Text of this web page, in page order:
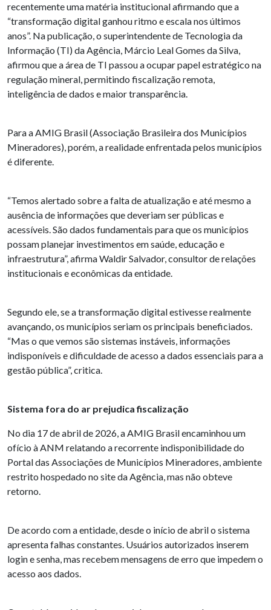
recentemente uma matéria institucional afirmando que a
“transformação digital ganhou ritmo e escala nos últimos
anos”. Na publicação, o superintendente de Tecnologia da
Informação (TI) da Agência, Márcio Leal Gomes da Silva,
afirmou que a área de TI passou a ocupar papel estratégico na
regulação mineral, permitindo fiscalização remota,
inteligência de dados e maior transparência.
Para a AMIG Brasil (Associação Brasileira dos Municípios
Mineradores), porém, a realidade enfrentada pelos municípios
é diferente.
“Temos alertado sobre a falta de atualização e até mesmo a
ausência de informações que deveriam ser públicas e
acessíveis. São dados fundamentais para que os municípios
possam planejar investimentos em saúde, educação e
infraestrutura”, afirma Waldir Salvador, consultor de relações
institucionais e econômicas da entidade.
Segundo ele, se a transformação digital estivesse realmente
avançando, os municípios seriam os principais beneficiados.
“Mas o que vemos são sistemas instáveis, informações
indisponíveis e dificuldade de acesso a dados essenciais para a
gestão pública”, critica.
Sistema fora do ar prejudica fiscalização
No dia 17 de abril de 2026, a AMIG Brasil encaminhou um
ofício à ANM relatando a recorrente indisponibilidade do
Portal das Associações de Municípios Mineradores, ambiente
restrito hospedado no site da Agência, mas não obteve
retorno.
De acordo com a entidade, desde o início de abril o sistema
apresenta falhas constantes. Usuários autorizados inserem
login e senha, mas recebem mensagens de erro que impedem o
acesso aos dados.